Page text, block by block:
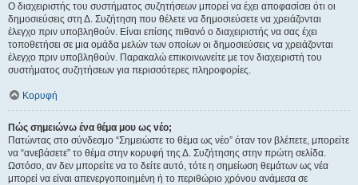
Ο διαχειριστής του συστήματος συζητήσεων μπορεί να έχει αποφασίσει ότι οι
δημοσιεύσεις στη Δ. Συζήτηση που θέλετε να δημοσιεύσετε να χρειάζονται
έλεγχο πριν υποβληθούν. Είναι επίσης πιθανό ο διαχειριστής να σας έχει
τοποθετήσει σε μια ομάδα μελών των οποίων οι δημοσιεύσεις να χρειάζονται
έλεγχο πριν υποβληθούν. Παρακαλώ επικοινωνείτε με τον διαχειριστή του
συστήματος συζητήσεων για περισσότερες πληροφορίες.
Κορυφή
Πώς σημειώνω ένα θέμα μου ως νέο;
Πατώντας στο σύνδεσμο “Σημειώστε το θέμα ως νέο” όταν τον βλέπετε, μπορείτε
να “ανεβάσετε” το θέμα στην κορυφή της Δ. Συζήτησης στην πρώτη σελίδα.
Ωστόσο, αν δεν μπορείτε να το δείτε αυτό, τότε η σημείωση θεμάτων ως νέα
μπορεί να είναι απενεργοποιημένη ή το περιθώριο χρόνου ανάμεσα σε